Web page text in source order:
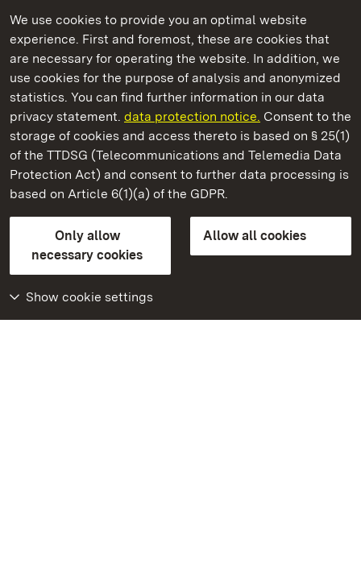
We use cookies to provide you an optimal website
experience. First and foremost, these are cookies that
are necessary for operating the website. In addition, we
use cookies for the purpose of analysis and anonymized
statistics. You can find further information in our data
privacy statement. data protection notice. Consent to the
storage of cookies and access thereto is based on § 25(1)
of the TTDSG (Telecommunications and Telemedia Data
Protection Act) and consent to further data processing is
based on Article 6(1)(a) of the GDPR.
Only allow
necessary cookies
Allow all cookies
Show cookie settings
State Palaces and Gardens of Baden-Wuerttemberg
Staatliche Schlösser und Gärten Baden‑Württemberg
State Palaces and Gardens of Baden-Wuerttemberg
Contact usFAQMasthead
Declaration on barrier-free access
BITV-konform (geprüfte Seiten)